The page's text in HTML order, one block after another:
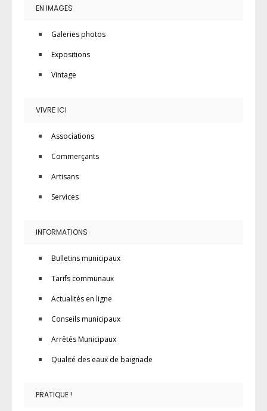
EN IMAGES
Galeries photos
Expositions
Vintage
VIVRE ICI
Associations
Commerçants
Artisans
Services
INFORMATIONS
Bulletins municipaux
Tarifs communaux
Actualités en ligne
Conseils municipaux
Arrêtés Municipaux
Qualité des eaux de baignade
PRATIQUE !